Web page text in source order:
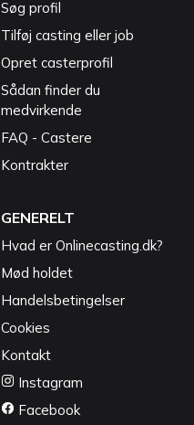
Søg profil
Tilføj casting eller job
Opret casterprofil
Sådan finder du
medvirkende
FAQ - Castere
Kontrakter
GENERELT
Hvad er Onlinecasting.dk?
Mød holdet
Handelsbetingelser
Cookies
Kontakt
Instagram
Facebook